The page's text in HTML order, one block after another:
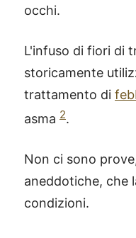
occhi.
L'infuso di fiori di
storicamente
trattamento di
asma 2.
Non ci sono
aneddotiche, che
condizioni.